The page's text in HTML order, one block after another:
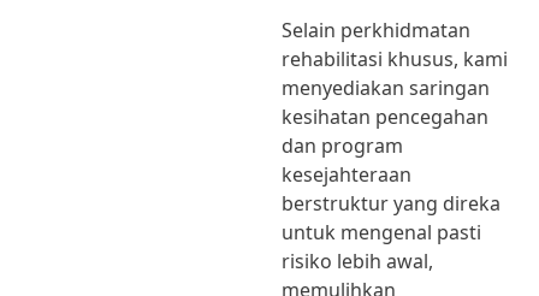
Selain perkhidmatan
rehabilitasi khusus, kami
menyediakan saringan
kesihatan pencegahan
dan program
kesejahteraan
berstruktur yang direka
untuk mengenal pasti
risiko lebih awal,
memulihkan